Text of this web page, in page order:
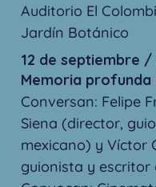
Auditorio El
Jardín Botánico
12 de septiembre /
Memoria profunda
Conversan: Felipe
Siena (director,
mexicano) y Víctor
guionista y escritor